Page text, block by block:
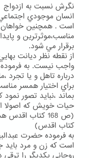
نگرش نسبت به ازدواج
انسان موجودي
است . همچنين خواهان
مناسب،موثرترين و
برقرار مي شود.
از نقطه نظر ديانت
واجب نيست. به
درباره تاهل و يا تجرد
براي اختيار همسر
بماند ،نبايد تصور
حيات خويش كه اصولا
(ص 168 كتاب
كتاب اقدس)
به فرموده حضرت
است كه زن و مرد بايد
روحاني يكديگر را